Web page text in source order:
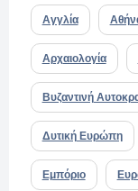
Αγγλία
Αρχαιολογία
Βυζαντινή
Δυτική Ευρώπη
Εμπόριο